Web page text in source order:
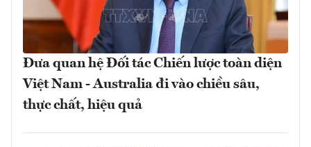
Đưa quan hệ Đối tác Chiến lược toàn diện
Việt Nam - Australia đi vào chiều sâu,
thực chất, hiệu quả